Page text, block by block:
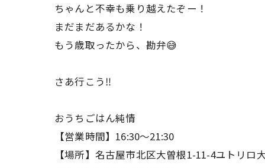
ちゃんと不幸も乗り越えたぞー！
まだまだあるかな！
もう歳取ったから、勘弁😅
さあ行こう‼️
おうちごはん純情
【営業時間】16:30〜21:30
【場所】名古屋市北区大曽根1-11-4ユトリロ